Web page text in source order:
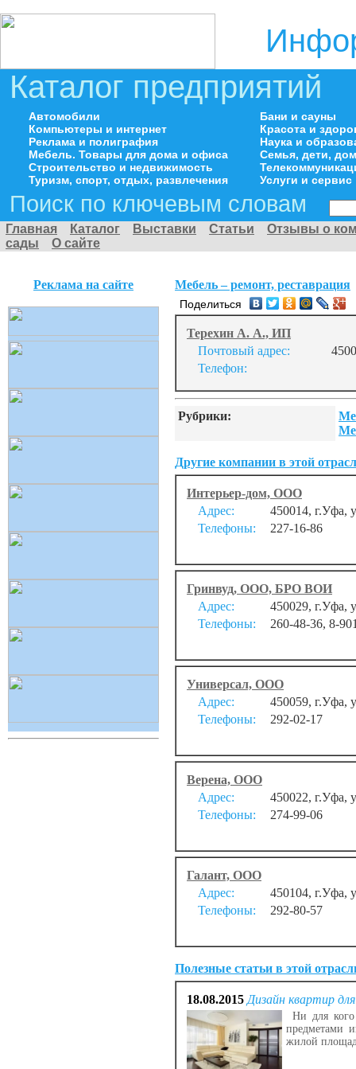
Каталог предприятий
Автомобили
Компьютеры и интернет
Реклама и полиграфия
Мебель. Товары для дома и офиса
Строительство и недвижимость
Туризм, спорт, отдых, развлечения
Бани и сауны
Красота и
Наука и
Семья, дети,
Услуги и сервис
Поиск по ключевым словам
Главная Каталог Выставки Статьи
Отзывы о
сады
О сайте
Реклама на сайте Мебель – ремонт, реставрация
Поделиться
Терехин А. А., ИП
Почтовый адрес:
Телефон:
Рубрики:
Другие компании в этой
Интерьер-дом, ООО
Адрес:
450014, г.Уфа,
Телефоны:
227-16-86
Гринвуд, ООО, БРО ВОИ
Адрес:
450029, г.Уфа,
Телефоны:
260-48-36, 8-
Универсал, ООО
Адрес:
450059, г.Уфа,
Телефоны:
292-02-17
Верена, ООО
Адрес:
450022, г.Уфа,
Телефоны:
274-99-06
Галант, ООО
Адрес:
450104, г.Уфа,
Телефоны:
292-80-57
Полезные статьи в этой
18.08.2015 Дизайн квартир
Ни для кого
предметами
жилой